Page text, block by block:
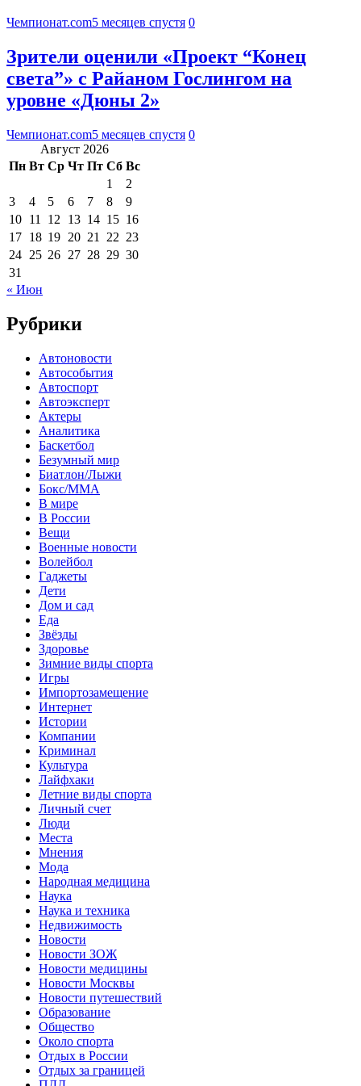
Чемпионат.com5 месяцев спустя 0
Зрители оценили «Проект “Конец
света”» с Райаном Гослингом на
уровне «Дюны 2»
Чемпионат.com5 месяцев спустя 0
Август 2026
Пн Вт Ср Чт Пт Сб Вс
1
2
3
4 5 6 7 8
9
10 11 12 13 14 15 16
17 18 19 20 21 22 23
24 25 26 27 28 29 30
31
« Июн
Рубрики
Автоновости
Автособытия
Автоспорт
Автоэксперт
Актеры
Аналитика
Баскетбол
Безумный мир
Биатлон/Лыжи
Бокс/MMA
В мире
В России
Вещи
Военные новости
Волейбол
Гаджеты
Дети
Дом и сад
Еда
Звёзды
Здоровье
Зимние виды спорта
Игры
Импортозамещение
Интернет
Истории
Компании
Криминал
Культура
Лайфхаки
Летние виды спорта
Личный счет
Люди
Места
Мнения
Мода
Народная медицина
Наука
Наука и техника
Недвижимость
Новости
Новости ЗОЖ
Новости медицины
Новости Москвы
Новости путешествий
Образование
Общество
Около спорта
Отдых в России
Отдых за границей